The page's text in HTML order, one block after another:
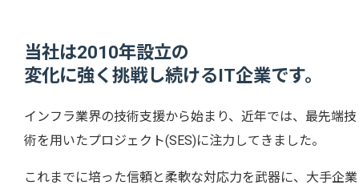
当社は2010年設立の
変化に強く挑戦し続けるIT企業です。
インフラ業界の技術支援から始まり、近年では、 最先端技
術を用いたプロジェクト(SES)に注力して きました。
これまでに培った信頼と柔軟な対応力を武器に、大手企業